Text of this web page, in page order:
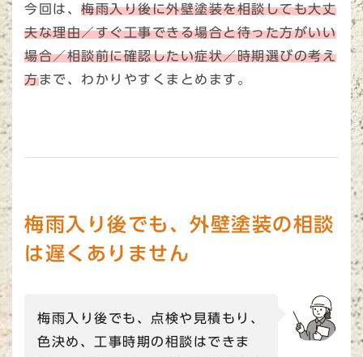
今回は、 梅雨入り後に外壁塗装を相談しても大丈
夫な理由／すぐ工事できる場合と待った方がいい
場合／相談前に確認したい症状／時期選びの考え
方まで、わかりやすくまとめます。
梅雨入り後でも、外壁塗装の相談
は遅くありません
梅雨入り後でも、点検や見積もり、
色決め、工事時期の相談はできま